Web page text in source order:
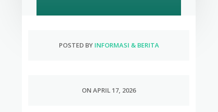
POSTED BY INFORMASI & BERITA
ON APRIL 17, 2026